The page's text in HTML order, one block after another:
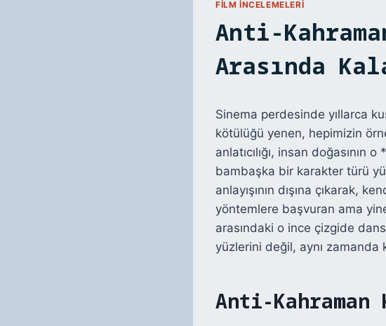
FILM İNCELEMELERI
Anti-
Arasında
Sinema perdesinde yıllarca
kötülüğü yenen, hepimizin
anlatıcılığı, insan
bambaşka bir karakter türü
anlayışının dışına çıkarak,
yöntemlere başvuran ama
arasındaki o ince çizgide
yüzlerini değil, aynı
Anti-